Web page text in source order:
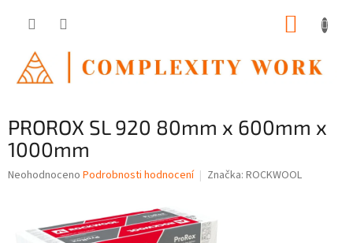
PROROX SL 920 80mm x 600mm x
1000mm
Průměrné
Neohodnoceno Podrobnosti hodnocení Značka: ROCKWOOL